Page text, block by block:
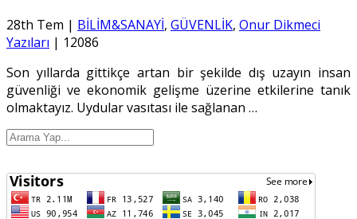
28th Tem | BİLİM&SANAYİ, GÜVENLİK, Onur Dikmeci
Yazıları | 12086
Son yıllarda gittikçe artan bir şekilde dış uzayın insan
güvenliği ve ekonomik gelişme üzerine etkilerine tanık
olmaktayız. Uydular vasıtası ile sağlanan …